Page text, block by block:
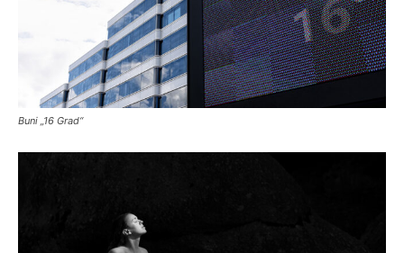
Buni „16 Grad“